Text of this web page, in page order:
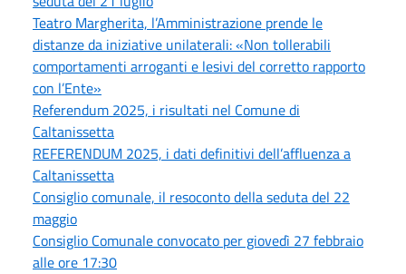
Teatro Margherita, l’Amministrazione prende le
distanze da iniziative unilaterali: «Non tollerabili
comportamenti arroganti e lesivi del corretto rapporto
con l’Ente»
Referendum 2025, i risultati nel Comune di
Caltanissetta
REFERENDUM 2025, i dati definitivi dell’affluenza a
Caltanissetta
Consiglio comunale, il resoconto della seduta del 22
maggio
Consiglio Comunale convocato per giovedì 27 febbraio
alle ore 17:30